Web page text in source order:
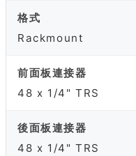
格式
Rackmount
前面板連接器
48 x 1/4" TRS
後面板連接器
48 x 1/4" TRS